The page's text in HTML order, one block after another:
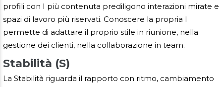
profili con I più contenuta prediligono interazioni mirate e
spazi di lavoro più riservati. Conoscere la propria I
permette di adattare il proprio stile in riunione, nella
gestione dei clienti, nella collaborazione in team.
Stabilità (S)
La Stabilità riguarda il rapporto con ritmo, cambiamento